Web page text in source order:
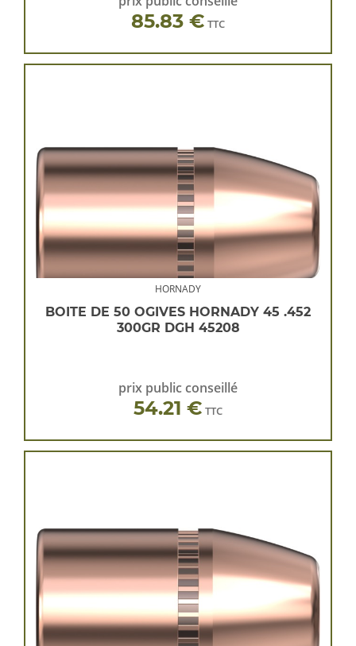
85.83 € TTC
HORNADY
BOITE DE 50 OGIVES HORNADY 45 .452
300GR DGH 45208
prix public conseillé
54.21 € TTC